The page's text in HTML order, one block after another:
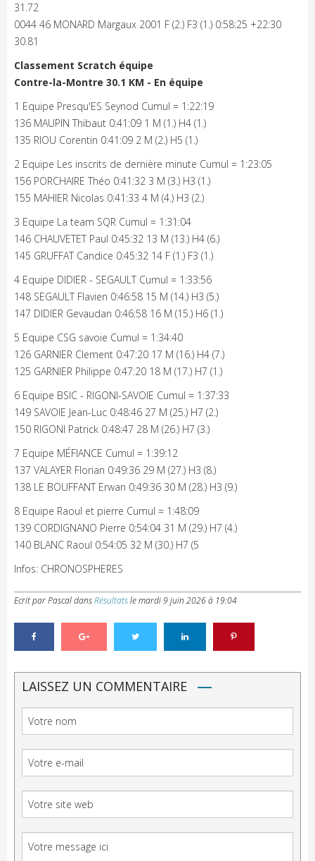
31.72
0044 46 MONARD Margaux 2001 F (2.) F3 (1.) 0:58:25 +22:30
30.81
Classement Scratch équipe
Contre-la-Montre 30.1 KM - En équipe
1 Equipe Presqu'ES Seynod Cumul = 1:22:19
136 MAUPIN Thibaut 0:41:09 1 M (1.) H4 (1.)
135 RIOU Corentin 0:41:09 2 M (2.) H5 (1.)
2 Equipe Les inscrits de dernière minute Cumul = 1:23:05
156 PORCHAIRE Théo 0:41:32 3 M (3.) H3 (1.)
155 MAHIER Nicolas 0:41:33 4 M (4.) H3 (2.)
3 Equipe La team SQR Cumul = 1:31:04
146 CHAUVETET Paul 0:45:32 13 M (13.) H4 (6.)
145 GRUFFAT Candice 0:45:32 14 F (1.) F3 (1.)
4 Equipe DIDIER - SEGAULT Cumul = 1:33:56
148 SEGAULT Flavien 0:46:58 15 M (14.) H3 (5.)
147 DIDIER Gevaudan 0:46:58 16 M (15.) H6 (1.)
5 Equipe CSG savoie Cumul = 1:34:40
126 GARNIER Clement 0:47:20 17 M (16.) H4 (7.)
125 GARNIER Philippe 0:47:20 18 M (17.) H7 (1.)
6 Equipe BSIC - RIGONI-SAVOIE Cumul = 1:37:33
149 SAVOIE Jean-Luc 0:48:46 27 M (25.) H7 (2.)
150 RIGONI Patrick 0:48:47 28 M (26.) H7 (3.)
7 Equipe MÉFIANCE Cumul = 1:39:12
137 VALAYER Florian 0:49:36 29 M (27.) H3 (8.)
138 LE BOUFFANT Erwan 0:49:36 30 M (28.) H3 (9.)
8 Equipe Raoul et pierre Cumul = 1:48:09
139 CORDIGNANO Pierre 0:54:04 31 M (29.) H7 (4.)
140 BLANC Raoul 0:54:05 32 M (30.) H7 (5
Infos: CHRONOSPHERES
Ecrit par PascaldansRésultatslemardi 9 juin 2026 à 19:04
LAISSEZ UN COMMENTAIRE